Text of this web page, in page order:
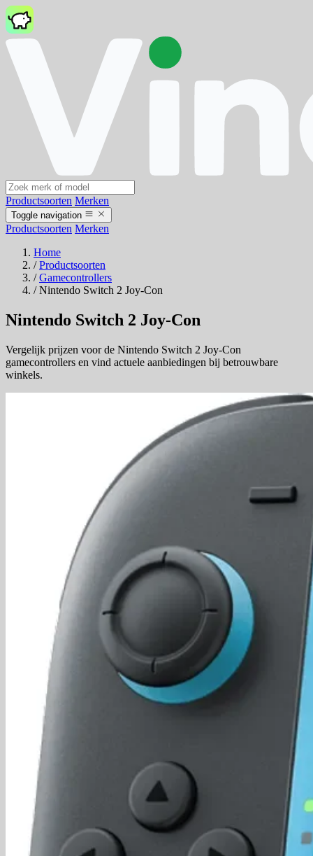
Productsoorten Merken
Toggle navigation
Productsoorten Merken
Home
/ Productsoorten
/ Gamecontrollers
/ Nintendo Switch 2 Joy-Con
Nintendo Switch 2 Joy-Con
Vergelijk prijzen voor de Nintendo Switch 2 Joy-Con
gamecontrollers en vind actuele aanbiedingen bij betrouwbare
winkels.